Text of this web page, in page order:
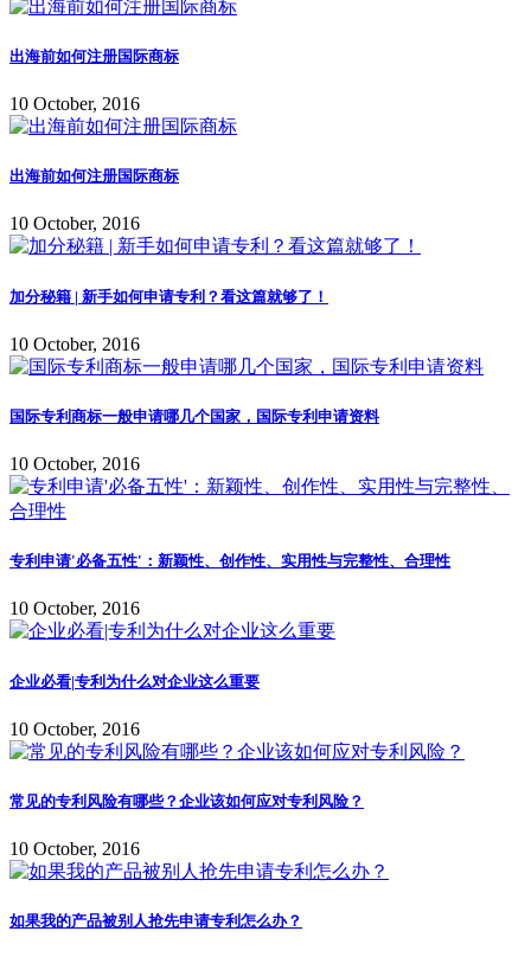
出海前如何注册国际商标
10 October, 2016
出海前如何注册国际商标
10 October, 2016
加分秘籍 | 新手如何申请专利？看这篇就够了！
10 October, 2016
国际专利商标一般申请哪几个国家，国际专利申请资料
10 October, 2016
专利申请'必备五性'：新颖性、创作性、实用性与完整性、合理性
10 October, 2016
企业必看|专利为什么对企业这么重要
10 October, 2016
常见的专利风险有哪些？企业该如何应对专利风险？
10 October, 2016
如果我的产品被别人抢先申请专利怎么办？